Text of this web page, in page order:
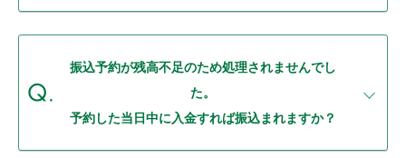
振込予約が残高不足のため処理されませんでし
た。
予約した当日中に入金すれば振込まれますか？